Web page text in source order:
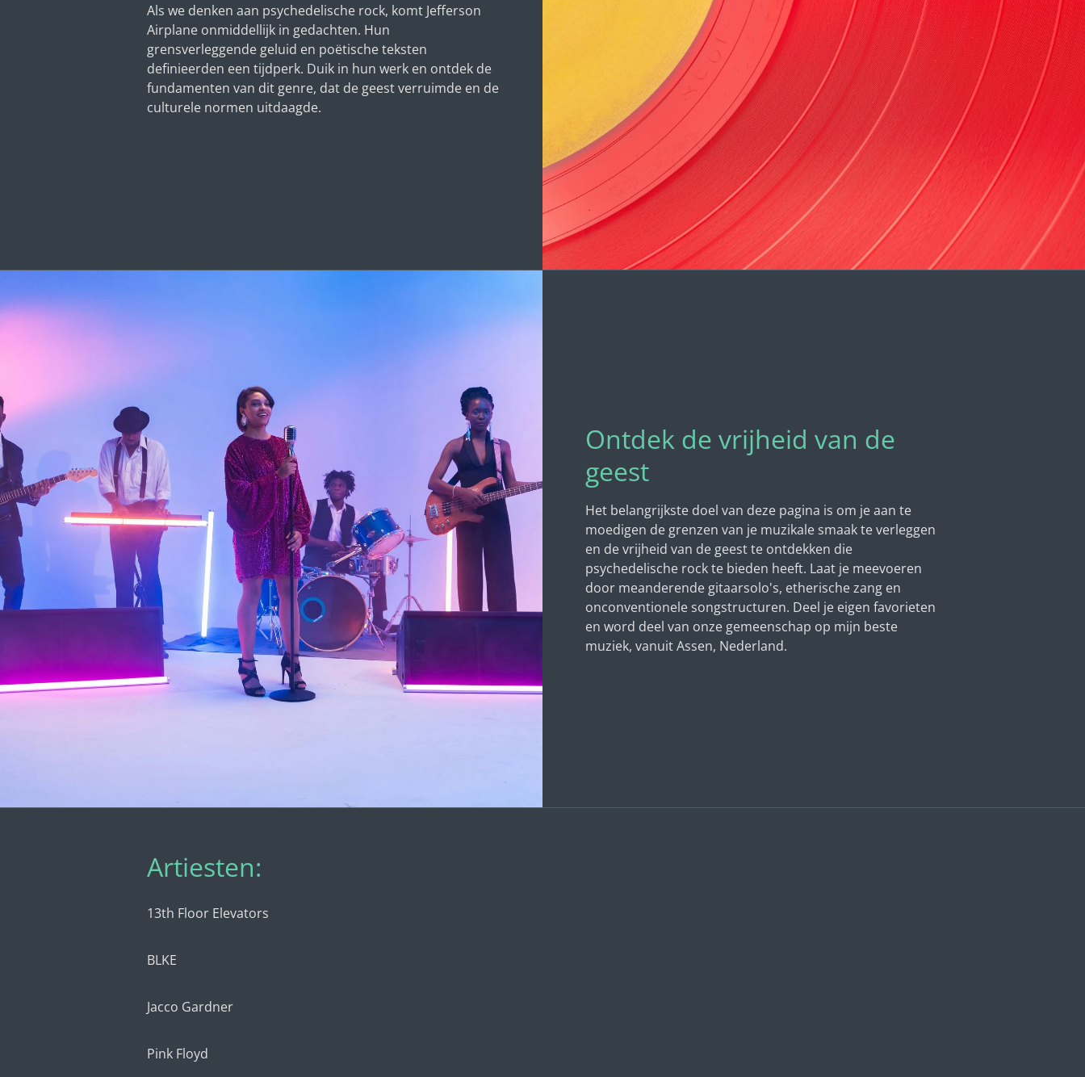
Als we denken aan psychedelische rock, komt Jefferson
Airplane onmiddellijk in gedachten. Hun
grensverleggende geluid en poëtische teksten
definieerden een tijdperk. Duik in hun werk en ontdek de
fundamenten van dit genre, dat de geest verruimde en de
culturele normen uitdaagde.
Ontdek de vrijheid van de
geest
Het belangrijkste doel van deze pagina is om je aan te
moedigen de grenzen van je muzikale smaak te verleggen
en de vrijheid van de geest te ontdekken die
psychedelische rock te bieden heeft. Laat je meevoeren
door meanderende gitaarsolo's, etherische zang en
onconventionele songstructuren. Deel je eigen favorieten
en word deel van onze gemeenschap op mijn beste
muziek, vanuit Assen, Nederland.
Artiesten:
13th Floor Elevators
BLKE
Jacco Gardner
Pink Floyd